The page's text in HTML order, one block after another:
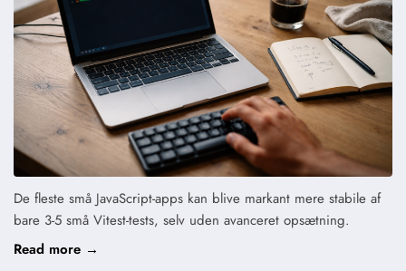
De fleste små JavaScript-apps kan blive markant mere stabile af
bare 3-5 små Vitest-tests, selv uden avanceret opsætning.
Read more →